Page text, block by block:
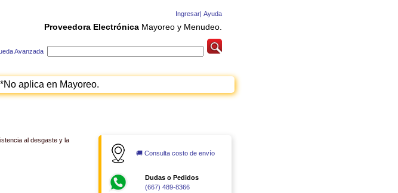
Ingresar| Ayuda
Proveedora Electrónica Mayoreo y Menudeo.
Avanzada
aplica en Mayoreo.
al desgaste y la
🚚 Consulta costo de envío
Dudas o Pedidos
(667) 489-8366